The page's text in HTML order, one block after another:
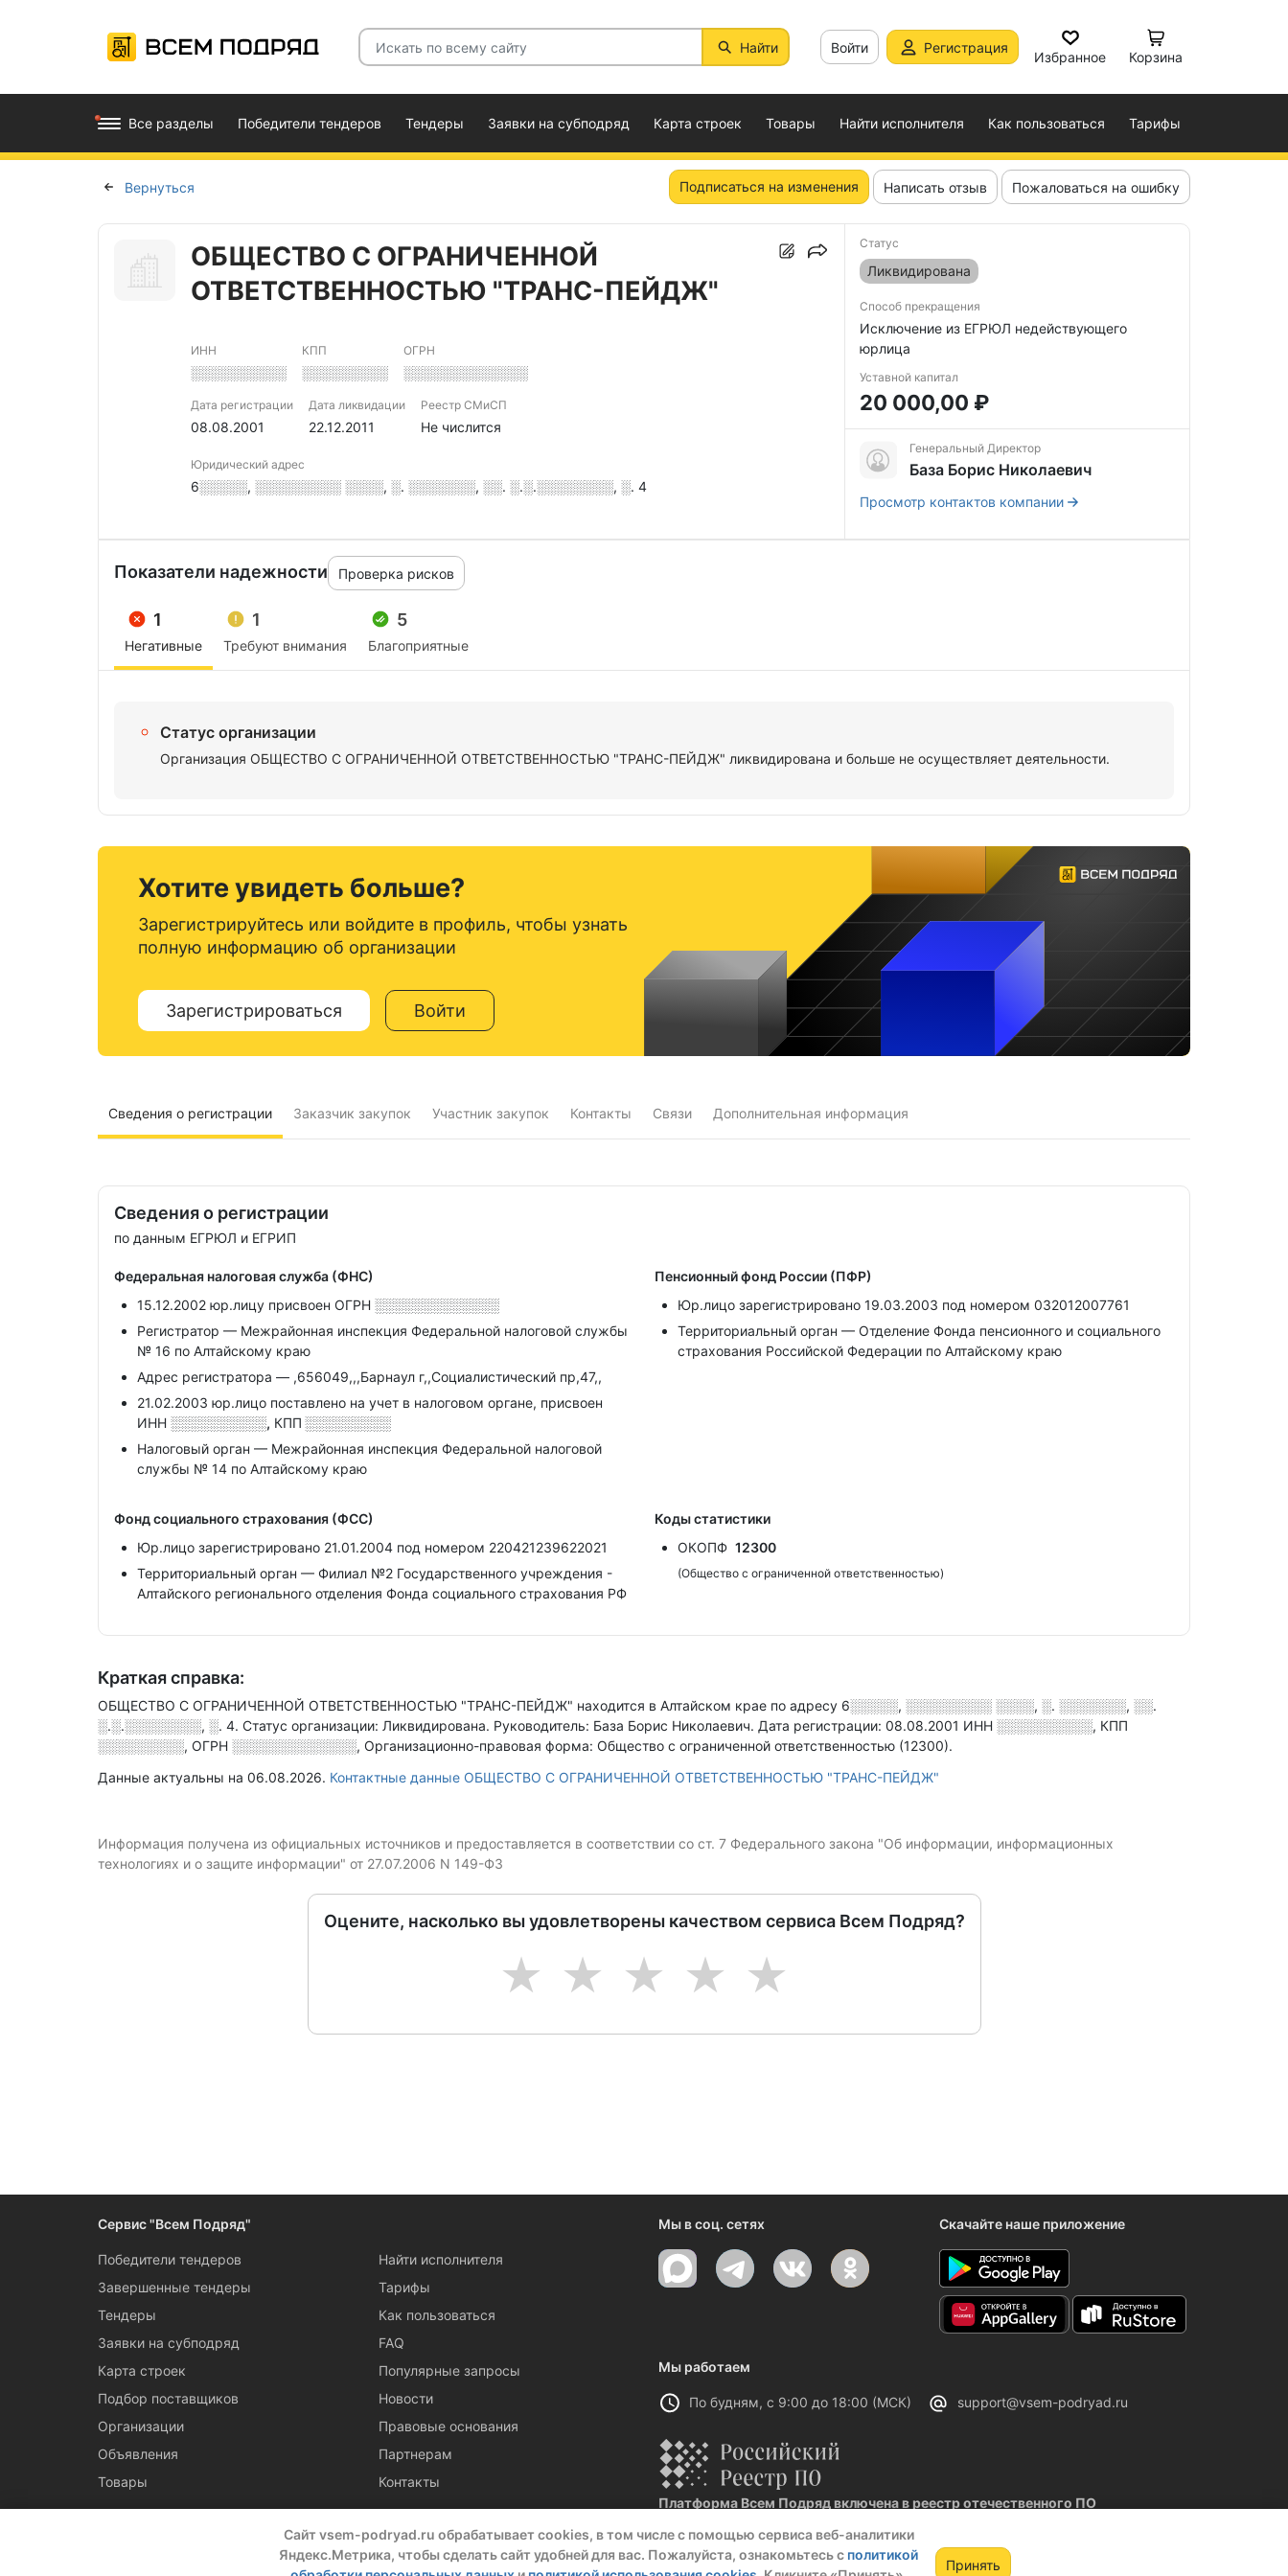
Сайт vsem-podryad.ru обрабатывает cookies, в том числе с помощью сервиса веб-аналитики
Яндекс.Метрика, чтобы сделать сайт удобней для вас. Пожалуйста, ознакомьтесь с политикой
Принять
Найти Войти Регистрация
Избранное Корзина
Все разделы Победители тендеров Тендеры Заявки на субподряд Карта строек Товары Найти исполнителя Как пользоваться Тарифы
Вернуться Подписаться на изменения Написать отзыв Пожаловаться на ошибку
ОБЩЕСТВО С ОГРАНИЧЕННОЙ
ОТВЕТСТВЕННОСТЬЮ "ТРАНС-ПЕЙДЖ"
ИНН
░░░░░░░░░░
КПП
░░░░░░░░░
ОГРН
░░░░░░░░░░░░░
Дата регистрации
08.08.2001
Дата ликвидации
22.12.2011
Реестр СМиСП
Не числится
Юридический адрес
6░░░░░, ░░░░░░░░░ ░░░░, ░. ░░░░░░░, ░░. ░.░.░░░░░░░░, ░. 4
Статус
Ликвидирована
Способ прекращения
Исключение из ЕГРЮЛ недействующего
юрлица
Уставной капитал
20 000,00 ₽
Генеральный Директор
База Борис Николаевич
Просмотр контактов компании
Показатели надежности Проверка рисков
1
Негативные
1
Требуют внимания
5
Благоприятные
Статус организации
Организация ОБЩЕСТВО С ОГРАНИЧЕННОЙ ОТВЕТСТВЕННОСТЬЮ "ТРАНС-ПЕЙДЖ" ликвидирована и больше не осуществляет деятельности.
Хотите увидеть больше?
Зарегистрируйтесь или войдите в профиль, чтобы узнать
полную информацию об организации
Зарегистрироваться Войти
Сведения о регистрации Заказчик закупок Участник закупок Контакты Связи Дополнительная информация
Сведения о регистрации
по данным ЕГРЮЛ и ЕГРИП
Федеральная налоговая служба (ФНС)
15.12.2002 юр.лицу присвоен ОГРН ░░░░░░░░░░░░░
Регистратор — Межрайонная инспекция Федеральной налоговой службы
№ 16 по Алтайскому краю
Адрес регистратора — ,656049,,,Барнаул г,,Социалистический пр,47,,
21.02.2003 юр.лицо поставлено на учет в налоговом органе, присвоен
ИНН ░░░░░░░░░░, КПП ░░░░░░░░░
Налоговый орган — Межрайонная инспекция Федеральной налоговой
службы № 14 по Алтайскому краю
Пенсионный фонд России (ПФР)
Юр.лицо зарегистрировано 19.03.2003 под номером 032012007761
Территориальный орган — Отделение Фонда пенсионного и социального
страхования Российской Федерации по Алтайскому краю
Фонд социального страхования (ФСС)
Юр.лицо зарегистрировано 21.01.2004 под номером 220421239622021
Территориальный орган — Филиал №2 Государственного учреждения -
Алтайского регионального отделения Фонда социального страхования РФ
Коды статистики
ОКОПФ 12300
(Общество с ограниченной ответственностью)
Краткая справка:
ОБЩЕСТВО С ОГРАНИЧЕННОЙ ОТВЕТСТВЕННОСТЬЮ "ТРАНС-ПЕЙДЖ" находится в Алтайском крае по адресу 6░░░░░, ░░░░░░░░░ ░░░░, ░. ░░░░░░░, ░░.
░.░.░░░░░░░░, ░. 4. Статус организации: Ликвидирована. Руководитель: База Борис Николаевич. Дата регистрации: 08.08.2001 ИНН ░░░░░░░░░░, КПП
░░░░░░░░░, ОГРН ░░░░░░░░░░░░░, Организационно-правовая форма: Общество с ограниченной ответственностью (12300).
Данные актуальны на 06.08.2026. Контактные данные ОБЩЕСТВО С ОГРАНИЧЕННОЙ ОТВЕТСТВЕННОСТЬЮ "ТРАНС-ПЕЙДЖ"
Информация получена из официальных источников и предоставляется в соответствии со ст. 7 Федерального закона "Об информации, информационных
технологиях и о защите информации" от 27.07.2006 N 149-ФЗ
Оцените, насколько вы удовлетворены качеством сервиса Всем Подряд?
5
4
3
2
1
Сервис "Всем Подряд"
Победители тендеров
Завершенные тендеры
Тендеры
Заявки на субподряд
Карта строек
Подбор поставщиков
Организации
Объявления
Товары
Найти исполнителя
Тарифы
Как пользоваться
FAQ
Популярные запросы
Новости
Правовые основания
Партнерам
Контакты
Мы в соц. сетях Скачайте наше приложение
Мы работаем
По будням, с 9:00 до 18:00 (МСК) support@vsem-podryad.ru
Платформа Всем Подряд включена в реестр отечественного ПО